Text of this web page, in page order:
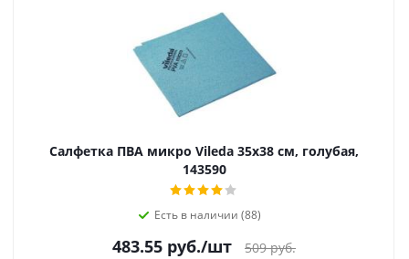
Салфетка ПВА микро Vileda 35х38 см, голубая,
143590
Есть в наличии (88)
483.55 руб./шт 509руб.